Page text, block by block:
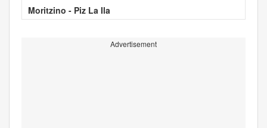
Moritzino - Piz La Ila
Advertisement